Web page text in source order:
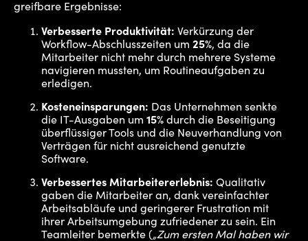
greifbare Ergebnisse:
Verbesserte Produktivität: Verkürzung der
Workflow-Abschlusszeiten um 25%, da die
Mitarbeiter nicht mehr durch mehrere Systeme
navigieren mussten, um Routineaufgaben zu
erledigen.
Kosteneinsparungen: Das Unternehmen senkte
die IT-Ausgaben um 15% durch die Beseitigung
überflüssiger Tools und die Neuverhandlung von
Verträgen für nicht ausreichend genutzte
Software.
Verbessertes Mitarbeitererlebnis: Qualitativ
gaben die Mitarbeiter an, dank vereinfachter
Arbeitsabläufe und geringerer Frustration mit
ihrer Arbeitsumgebung zufriedener zu sein. Ein
Teamleiter bemerkte („Zum ersten Mal haben wir